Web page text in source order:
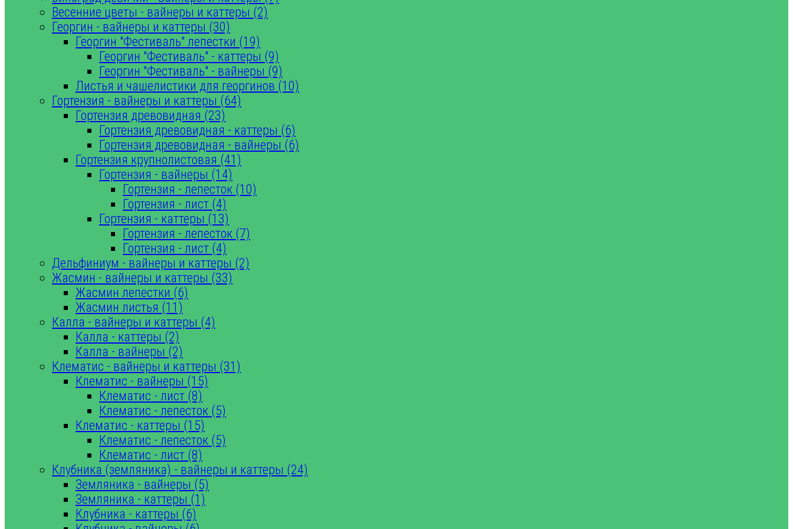
Весенние цветы - вайнеры и каттеры (2)
Георгин - вайнеры и каттеры (30)
Георгин "Фестиваль" лепестки (19)
Георгин "Фестиваль" - каттеры (9)
Георгин "Фестиваль" - вайнеры (9)
Листья и чашелистики для георгинов (10)
Гортензия - вайнеры и каттеры (64)
Гортензия древовидная (23)
Гортензия древовидная - каттеры (6)
Гортензия древовидная - вайнеры (6)
Гортензия крупнолистовая (41)
Гортензия - вайнеры (14)
Гортензия - лепесток (10)
Гортензия - лист (4)
Гортензия - каттеры (13)
Гортензия - лепесток (7)
Гортензия - лист (4)
Дельфиниум - вайнеры и каттеры (2)
Жасмин - вайнеры и каттеры (33)
Жасмин лепестки (6)
Жасмин листья (11)
Калла - вайнеры и каттеры (4)
Калла - каттеры (2)
Калла - вайнеры (2)
Клематис - вайнеры и каттеры (31)
Клематис - вайнеры (15)
Клематис - лист (8)
Клематис - лепесток (5)
Клематис - каттеры (15)
Клематис - лепесток (5)
Клематис - лист (8)
Клубника (земляника) - вайнеры и каттеры (24)
Земляника - вайнеры (5)
Земляника - каттеры (1)
Клубника - каттеры (6)